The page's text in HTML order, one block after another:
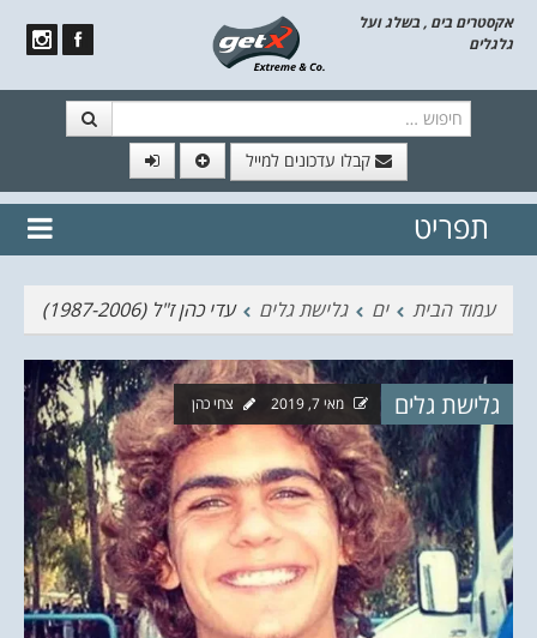
אקסטרים בים , בשלג ועל
גלגלים
קבלו עדכונים למייל
// הצטרף לרשימת תפוצה!
נשמח
תפריט
עמוד הבית
ים גלישת גלים עדי כהן ז"ל (1987-2006)
גלישת גלים מאי 7, 2019 צחי כהן